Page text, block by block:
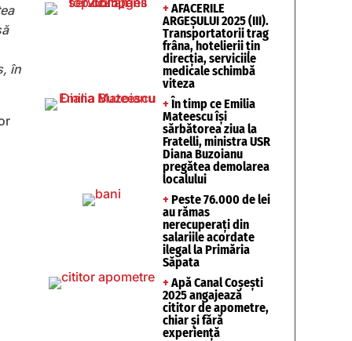
în
+ AFACERILE
ARGEȘULUI 2025 (III).
Transportatorii trag
frâna, hotelierii țin
direcția, serviciile
medicale schimbă
viteza
+ În timp ce Emilia
Mateescu își
sărbătorea ziua la
Fratelli, ministra USR
Diana Buzoianu
pregătea demolarea
localului
+ Peste 76.000 de lei
au rămas
nerecuperați din
salariile acordate
ilegal la Primăria
Săpata
+ Apă Canal Coșești
2025 angajează
cititor de apometre,
chiar și fără
experiență